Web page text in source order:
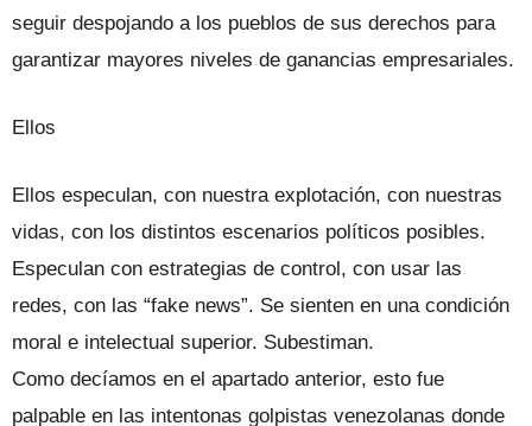
seguir despojando a los pueblos de sus derechos para
garantizar mayores niveles de ganancias empresariales.
Ellos
Ellos especulan, con nuestra explotación, con nuestras
vidas, con los distintos escenarios políticos posibles.
Especulan con estrategias de control, con usar las
redes, con las “fake news”. Se sienten en una condición
moral e intelectual superior. Subestiman.
Como decíamos en el apartado anterior, esto fue
palpable en las intentonas golpistas venezolanas donde